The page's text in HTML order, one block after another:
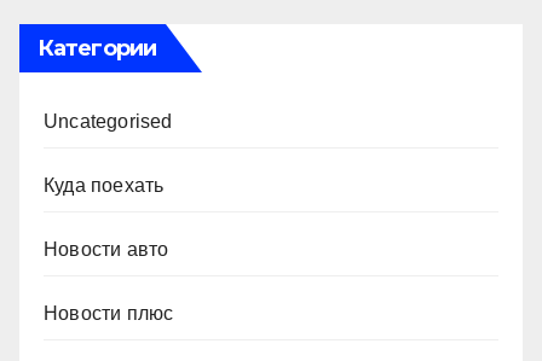
Категории
Uncategorised
Куда поехать
Новости авто
Новости плюс